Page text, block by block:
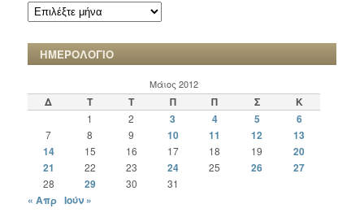
ΑΡΧΕΙΟ
ΧΡΟΝΙΚΩΝ
ΗΜΕΡΟΛΟΓΙΟ
Μάιος 2012
Δ Τ Τ Π Π Σ Κ
1 2 3 4 5 6
7 8 9 10 11 12
13
14
15 16 17 18 19
20
21
22 23 24 25 26 27
28 29 30 31
« Απρ Ιούν »